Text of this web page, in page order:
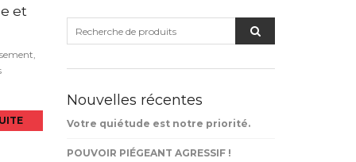
et
Nouvelles récentes
Votre quiétude est notre priorité.
POUVOIR PIÉGEANT AGRESSIF !